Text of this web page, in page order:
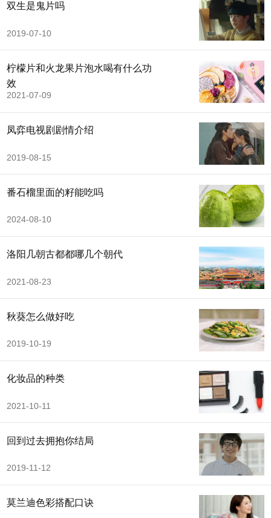
双生是鬼片吗
2019-07-10
柠檬片和火龙果片泡水喝有什么功
效
2021-07-09
凤弈电视剧剧情介绍
2019-08-15
番石榴里面的籽能吃吗
2024-08-10
洛阳几朝古都都哪几个朝代
2021-08-23
秋葵怎么做好吃
2019-10-19
化妆品的种类
2021-10-11
回到过去拥抱你结局
2019-11-12
莫兰迪色彩搭配口诀